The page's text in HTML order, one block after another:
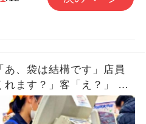
あ、袋は結構です」店員
れます？」客「え？」 店
」 →それを見た客が…